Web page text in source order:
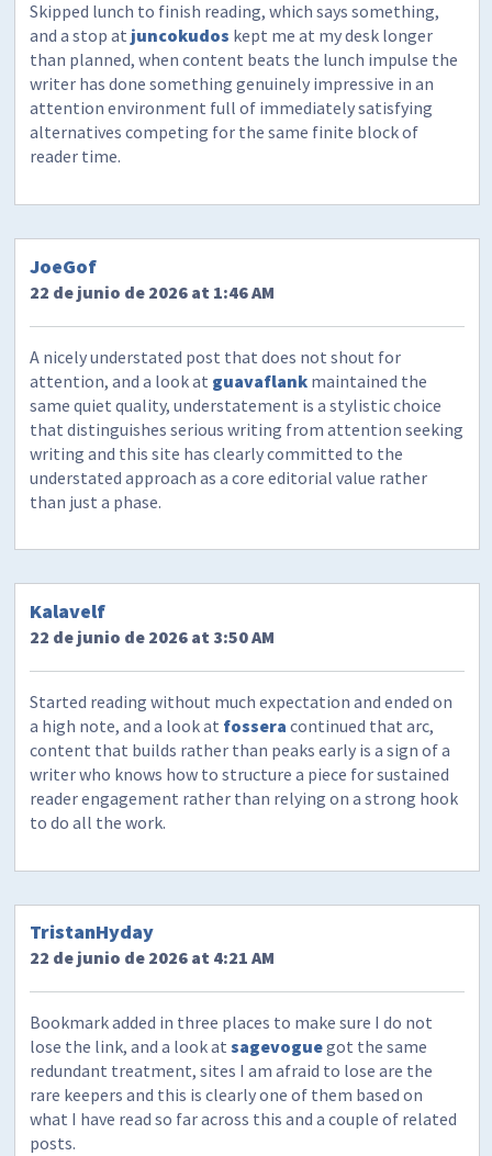
Skipped lunch to finish reading, which says something,
and a stop at juncokudos kept me at my desk longer
than planned, when content beats the lunch impulse the
writer has done something genuinely impressive in an
attention environment full of immediately satisfying
alternatives competing for the same finite block of
reader time.
JoeGof
22 de junio de 2026 at 1:46 AM
A nicely understated post that does not shout for
attention, and a look at guavaflank maintained the
same quiet quality, understatement is a stylistic choice
that distinguishes serious writing from attention seeking
writing and this site has clearly committed to the
understated approach as a core editorial value rather
than just a phase.
Kalavelf
22 de junio de 2026 at 3:50 AM
Started reading without much expectation and ended on
a high note, and a look at fossera continued that arc,
content that builds rather than peaks early is a sign of a
writer who knows how to structure a piece for sustained
reader engagement rather than relying on a strong hook
to do all the work.
TristanHyday
22 de junio de 2026 at 4:21 AM
Bookmark added in three places to make sure I do not
lose the link, and a look atsagevoguegot the same
redundant treatment, sites I am afraid to lose are the
rare keepers and this is clearly one of them based on
what I have read so far across this and a couple of related
posts.